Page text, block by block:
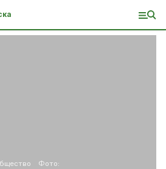
Фото: